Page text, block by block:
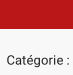
Catégorie :